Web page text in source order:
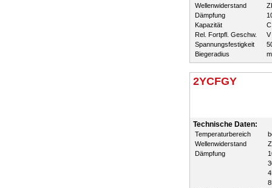
Wellenwiderstand
Dämpfung
Kapazität
C
Rel. Fortpfl. Geschw.
V
Spannungsfestigkeit
Biegeradius
2YCFGY
Technische Daten:
Temperaturbereich
Wellenwiderstand
Dämpfung